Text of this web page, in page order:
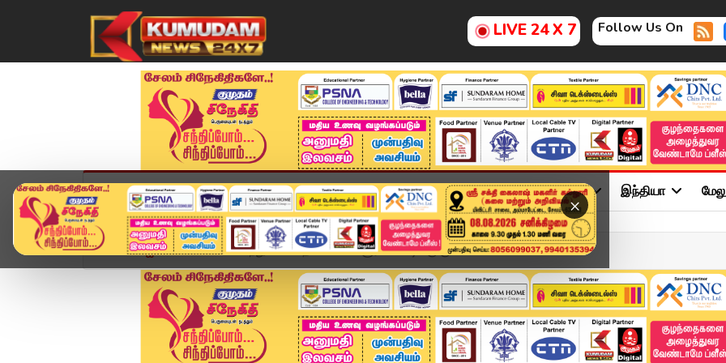
LIVE 24 X 7 Follow Us On
×
முகப்பு விளையாட்டு அண்மை தமிழ்நாடு சினிமா அரசியல் விளையாட்டு இந்தியா
Home ஐபிஎல் 2025 35 பந்துகளில் சதம்...வைபவ் சூரியவன்ஷிக்கு குவி...